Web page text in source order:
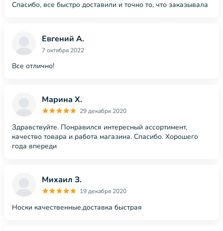
Спасибо, все быстро доставили и точно то, что заказывала
Евгений А.
7 октября 2022
Все отлично!
Марина Х.
29 декабря 2020
Здравствуйте. Понравился интересный ассортимент,
качество товара и работа магазина. Спасибо. Хорошего
года впереди
Михаил З.
19 декабря 2020
Носки качественные.доставка быстрая